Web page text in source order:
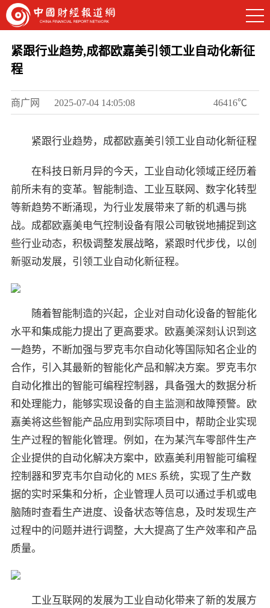
紧跟行业趋势,成都欧嘉美引领工业自动化新征
程
商广网 2025-07-04 14:05:08 46416℃
紧跟行业趋势，成都欧嘉美引领工业自动化新征程
在科技日新月异的今天，工业自动化领域正经历着
前所未有的变革。智能制造、工业互联网、数字化转型
等新趋势不断涌现，为行业发展带来了新的机遇与挑
战。成都欧嘉美电气控制设备有限公司敏锐地捕捉到这
些行业动态，积极调整发展战略，紧跟时代步伐，以创
新驱动发展，引领工业自动化新征程。
随着智能制造的兴起，企业对自动化设备的智能化
水平和集成能力提出了更高要求。欧嘉美深刻认识到这
一趋势，不断加强与罗克韦尔自动化等国际知名企业的
合作，引入其最新的智能化产品和解决方案。罗克韦尔
自动化推出的智能可编程控制器，具备强大的数据分析
和处理能力，能够实现设备的自主监测和故障预警。欧
嘉美将这些智能产品应用到实际项目中，帮助企业实现
生产过程的智能化管理。例如，在为某汽车零部件生产
企业提供的自动化解决方案中，欧嘉美利用智能可编程
控制器和罗克韦尔自动化的 MES 系统，实现了生产数
据的实时采集和分析，企业管理人员可以通过手机或电
脑随时查看生产进度、设备状态等信息，及时发现生产
过程中的问题并进行调整，大大提高了生产效率和产品
质量。
工业互联网的发展为工业自动化带来了新的发展方